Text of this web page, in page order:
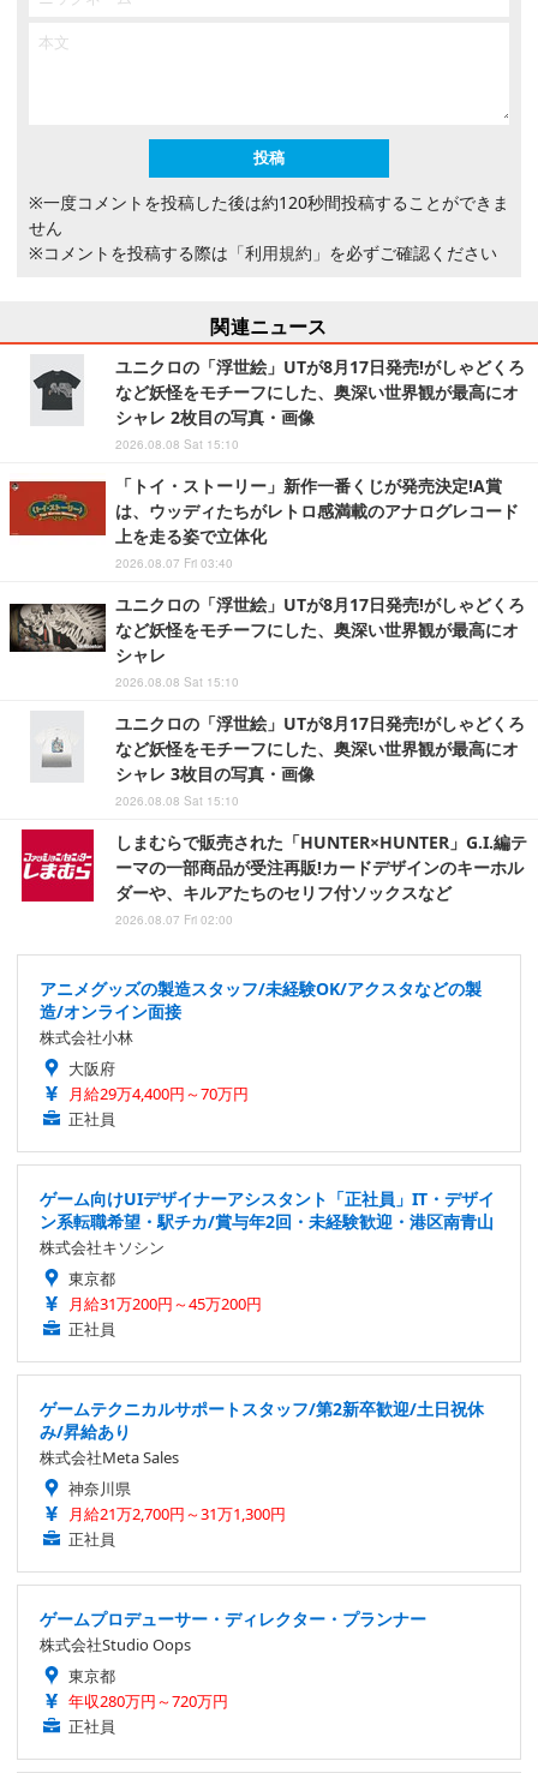
※一度コメントを投稿した後は約120秒間投稿することができま
せん
※コメントを投稿する際は 「利用規約」 を必ずご確認ください
関連ニュース
ユニクロの「浮世絵」UTが8月17日発売!がしゃどくろ
など妖怪をモチーフにした、奥深い世界観が最高にオ
シャレ 2枚目の写真・画像
2026.08.08 Sat 15:10
「トイ・ストーリー」新作一番くじが発売決定!A賞
は、ウッディたちがレトロ感満載のアナログレコード
上を走る姿で立体化
2026.08.07 Fri 03:40
ユニクロの「浮世絵」UTが8月17日発売!がしゃどくろ
など妖怪をモチーフにした、奥深い世界観が最高にオ
シャレ
2026.08.08 Sat 15:10
ユニクロの「浮世絵」UTが8月17日発売!がしゃどくろ
など妖怪をモチーフにした、奥深い世界観が最高にオ
シャレ 3枚目の写真・画像
2026.08.08 Sat 15:10
しまむらで販売された「HUNTER×HUNTER」G.I.編テ
ーマの一部商品が受注再販!カードデザインのキーホル
ダーや、キルアたちのセリフ付ソックスなど
2026.08.07 Fri 02:00
アニメグッズの製造スタッフ/未経験OK/アクスタなどの製
造/オンライン面接
株式会社小林
大阪府
月給29万4,400円～70万円
正社員
ゲーム向けUIデザイナーアシスタント「正社員」IT・デザイ
ン系転職希望・駅チカ/賞与年2回・未経験歓迎・港区南青山
株式会社キソシン
東京都
月給31万200円～45万200円
正社員
ゲームテクニカルサポートスタッフ/第2新卒歓迎/土日祝休
み/昇給あり
株式会社Meta Sales
神奈川県
月給21万2,700円～31万1,300円
正社員
ゲームプロデューサー・ディレクター・プランナー
株式会社Studio Oops
東京都
年収280万円～720万円
正社員